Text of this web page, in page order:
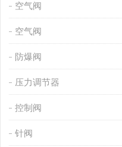
空气阀
空气阀
防爆阀
压力调节器
控制阀
针阀